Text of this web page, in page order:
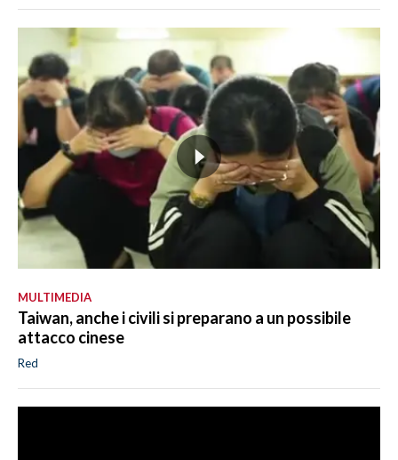
MULTIMEDIA
Taiwan, anche i civili si preparano a un possibile
attacco cinese
Red